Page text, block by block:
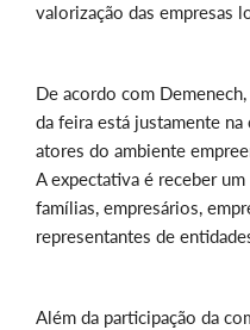
valorização das empresas
De acordo com
da feira está justamente
atores do ambiente
A expectativa é receber
famílias, empresários,
representantes de
Além da participação da